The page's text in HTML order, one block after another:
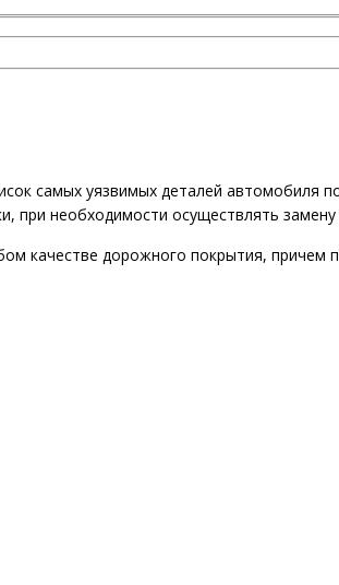
самых уязвимых деталей автомобиля
при необходимости осуществлять
качестве дорожного покрытия, причем